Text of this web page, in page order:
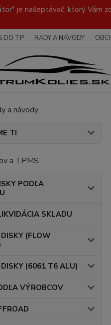
je našeptávač, ktorý Vám
DO TP RADY A NÁVODY
a návody
TI
a TPMS
PODĽA
SKLADU
(FLOW
(6061 T6 ALU)
VÝROBCOV